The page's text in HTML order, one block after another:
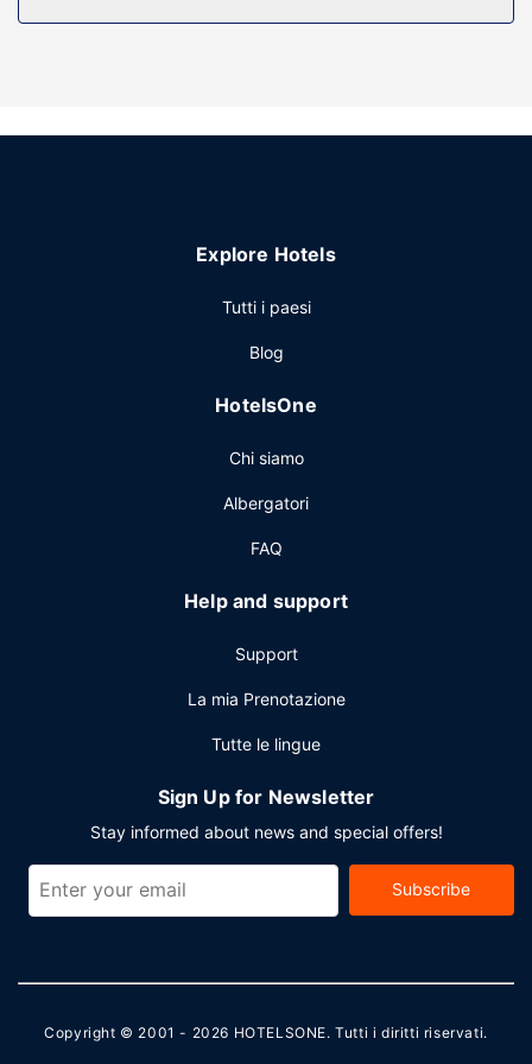
che includono una piscina coperta e una palestra. Questo
La colazione a buffet viene servita gratuitamente tutti i
Potrai usufruire di accesso gratuito a Internet via cavo, un
un parcheggio gratuito è disponibile in loco.
Explore Hotels
Tutti i paesi
Blog
HotelsOne
Chi siamo
Albergatori
FAQ
Help and support
Support
La mia Prenotazione
Tutte le lingue
Sign Up for Newsletter
Stay informed about news and special offers!
Subscribe
Copyright © 2001 - 2026 HOTELSONE. Tutti i diritti riservati.